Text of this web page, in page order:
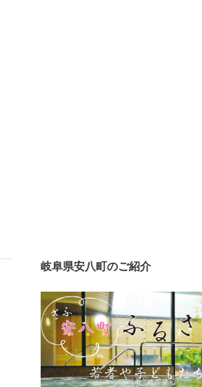
岐阜県安八町のご紹介